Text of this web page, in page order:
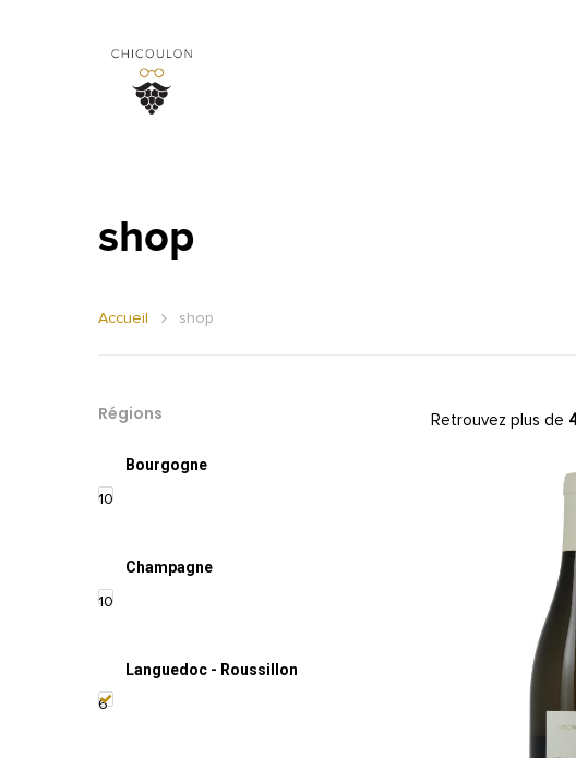
shop
Accueil shop
Régions
Bourgogne
10
Champagne
10
Languedoc - Roussillon
6
Retrouvez plus de